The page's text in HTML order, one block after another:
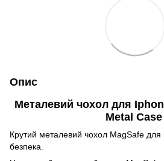
Опис
Металевий чохол для
Metal Case
Крутий металевий чохол MagSafe для
безпека.